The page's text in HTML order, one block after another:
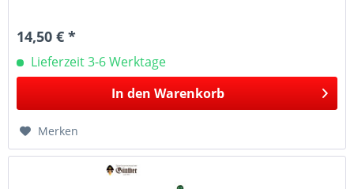
14,50 € *
Lieferzeit 3-6 Werktage
In den Warenkorb
Merken